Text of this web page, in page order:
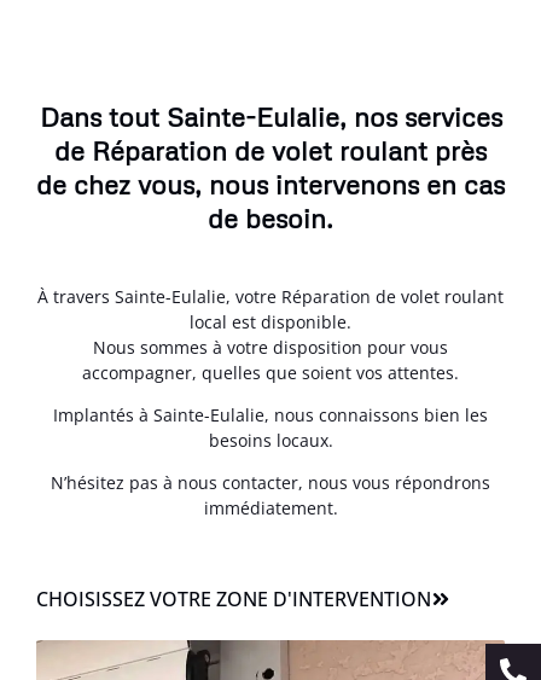
Dans tout Sainte-Eulalie, nos services
de Réparation de volet roulant près
de chez vous, nous intervenons en cas
de besoin.
À travers Sainte-Eulalie, votre Réparation de volet roulant
local est disponible.
Nous sommes à votre disposition pour vous
accompagner, quelles que soient vos attentes.
Implantés à Sainte-Eulalie, nous connaissons bien les
besoins locaux.
N’hésitez pas à nous contacter, nous vous répondrons
immédiatement.
CHOISISSEZ VOTRE ZONE D'INTERVENTION